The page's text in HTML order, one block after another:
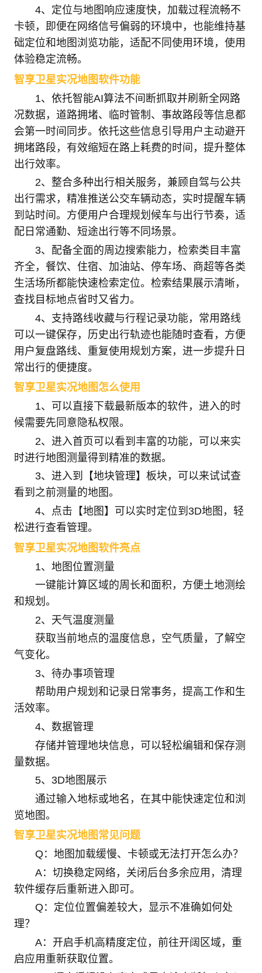
4、定位与地图响应速度快，加载过程流畅不
卡顿，即便在网络信号偏弱的环境中，也能维持基
础定位和地图浏览功能，适配不同使用环境，使用
体验稳定流畅。
智享卫星实况地图软件功能
1、依托智能AI算法不间断抓取并刷新全网路
况数据，道路拥堵、临时管制、事故路段等信息都
会第一时间同步。依托这些信息引导用户主动避开
拥堵路段，有效缩短在路上耗费的时间，提升整体
出行效率。
2、整合多种出行相关服务，兼顾自驾与公共
出行需求，精准推送公交车辆动态，实时提醒车辆
到站时间。方便用户合理规划候车与出行节奏，适
配日常通勤、短途出行等不同场景。
3、配备全面的周边搜索能力，检索类目丰富
齐全，餐饮、住宿、加油站、停车场、商超等各类
生活场所都能快速检索定位。检索结果展示清晰，
查找目标地点省时又省力。
4、支持路线收藏与行程记录功能，常用路线
可以一键保存，历史出行轨迹也能随时查看，方便
用户复盘路线、重复使用规划方案，进一步提升日
常出行的便捷度。
智享卫星实况地图怎么使用
1、可以直接下载最新版本的软件，进入的时
候需要先同意隐私权限。
2、进入首页可以看到丰富的功能，可以来实
时进行地图测量得到精准的数据。
3、进入到【地块管理】板块，可以来试试查
看到之前测量的地图。
4、点击【地图】可以实时定位到3D地图，轻
松进行查看管理。
智享卫星实况地图软件亮点
1、地图位置测量
一键能计算区域的周长和面积，方便土地测绘
和规划。
2、天气温度测量
获取当前地点的温度信息，空气质量，了解空
气变化。
3、待办事项管理
帮助用户规划和记录日常事务，提高工作和生
活效率。
4、数据管理
存储并管理地块信息，可以轻松编辑和保存测
量数据。
5、3D地图展示
通过输入地标或地名，在其中能快速定位和浏
览地图。
智享卫星实况地图常见问题
Q：地图加载缓慢、卡顿或无法打开怎么办？
A：切换稳定网络，关闭后台多余应用，清理
软件缓存后重新进入即可。
Q：定位位置偏差较大，显示不准确如何处
理？
A：开启手机高精度定位，前往开阔区域，重
启应用重新获取位置。